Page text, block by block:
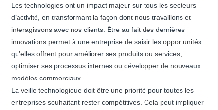
Les technologies ont un impact majeur sur tous les secteurs
d’activité, en transformant la façon dont nous travaillons et
interagissons avec nos clients. Être au fait des dernières
innovations permet à une entreprise de saisir les opportunités
qu’elles offrent pour améliorer ses produits ou services,
optimiser ses processus internes ou développer de nouveaux
modèles commerciaux.
La veille technologique doit être une priorité pour toutes les
entreprises souhaitant rester compétitives. Cela peut impliquer